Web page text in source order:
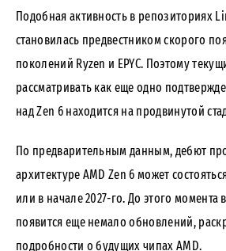
Подобная активность в репозиториях
становилась предвестником скорого
поколений Ryzen и EPYC. Поэтому
рассматривать как еще одно
над Zen 6 находится на продвинутой
По предварительным данным, дебют
архитектуре AMD Zen 6 может
или в начале 2027-го. До этого момента
появится еще немало обновлений,
подробности о будущих чипах AMD.